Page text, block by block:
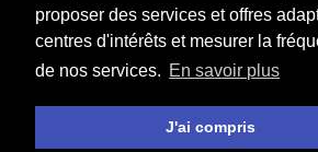
proposer des services et offres
centres d'intérêts et mesurer la
de nos services. En savoir plus
J'ai compris
By Night v5.7.3| © 2026 - Tous
par undéveloppeur